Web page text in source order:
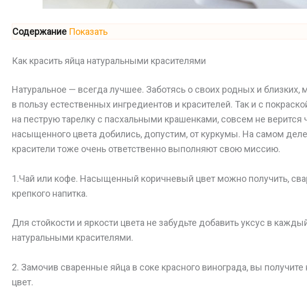
Содержание Показать
Как красить яйца натуральными красителями
Натуральное — всегда лучшее. Заботясь о своих родных и
в пользу естественных ингредиентов и красителей. Так и с
на пеструю тарелку с пасхальными крашенками, совсем не верится
насыщенного цвета добились, допустим, от куркумы. На самом
красители тоже очень ответственно выполняют свою миссию.
1.Чай или кофе. Насыщенный коричневый цвет можно получить,
крепкого напитка.
Для стойкости и яркости цвета не забудьте добавить уксус в
натуральными красителями.
2. Замочив сваренные яйца в соке красного винограда, вы
цвет.